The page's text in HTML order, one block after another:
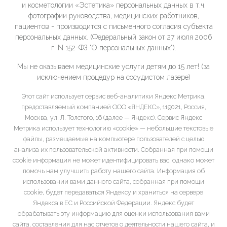
и косметологии «Эстетика» персональных данных в т.ч.
фотографии руководства, медицинских работников,
пациентов - производится с письменного согласия субъекта
персональных данных. (Федеральный закон от 27 июля 2006
г. N 152-ФЗ "О персональных данных").
Мы не оказываем медицинские услуги детям до 15 лет! (за
исключением процедур на сосудистом лазере)
Этот сайт использует сервис веб-аналитики Яндекс Метрика,
предоставляемый компанией ООО «ЯНДЕКС», 119021, Россия,
Москва, ул. Л. Толстого, 16 (далее — Яндекс). Сервис Яндекс
Метрика использует технологию «cookie» — небольшие текстовые
файлы, размещаемые на компьютере пользователей с целью
анализа их пользовательской активности. Собранная при помощи
cookie информация не может идентифицировать вас, однако может
помочь нам улучшить работу нашего сайта. Информация об
использовании вами данного сайта, собранная при помощи
cookie, будет передаваться Яндексу и храниться на сервере
Яндекса в ЕС и Российской Федерации. Яндекс будет
обрабатывать эту информацию для оценки использования вами
сайта, составления для нас отчетов о деятельности нашего сайта, и